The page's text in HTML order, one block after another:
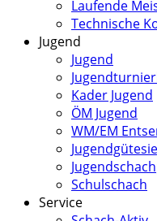
Laufende
Technische
Jugend
Jugend
Kader Jugend
ÖM Jugend
WM/EM
Schulschach
Service